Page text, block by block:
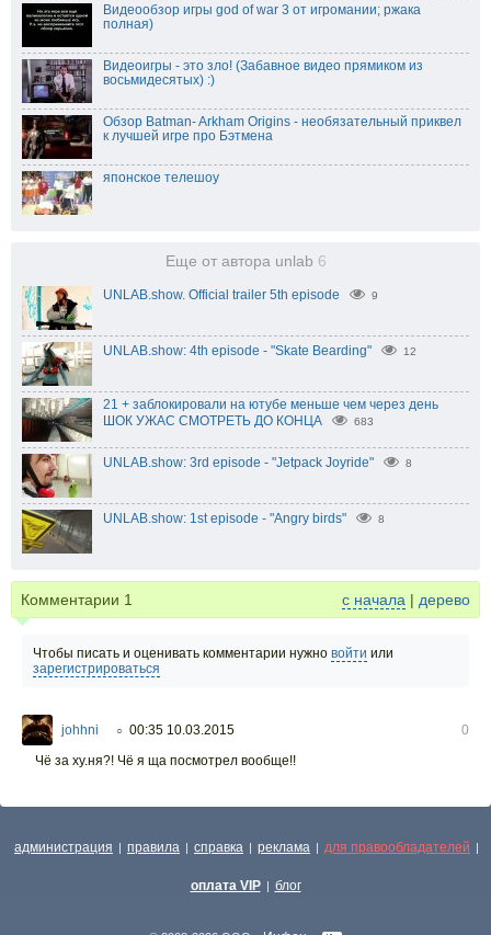
Видеообзор игры god of war 3 от игромании; ржака
полная)
Видеоигры - это зло! (Забавное видео прямиком из
восьмидесятых) :)
Обзор Batman- Arkham Origins - необязательный приквел
к лучшей игре про Бэтмена
японское телешоу
Еще от автора unlab 6
UNLAB.show. Official trailer 5th episode 9
UNLAB.show: 4th episode - "Skate Bearding" 12
21 + заблокировали на ютубе меньше чем через день
ШОК УЖАС СМОТРЕТЬ ДО КОНЦА
683
UNLAB.show: 3rd episode - "Jetpack Joyride" 8
UNLAB.show: 1st episode - "Angry birds" 8
Комментарии 1 с начала | дерево
Чтобы писать и оценивать комментарии нужно войти или
зарегистрироваться
johhni ○ 00:35 10.03.2015
0
Чё за ху.ня?! Чё я ща посмотрел вообще!!
администрация | правила | справка | реклама | для правообладателей |
оплата VIP | блог